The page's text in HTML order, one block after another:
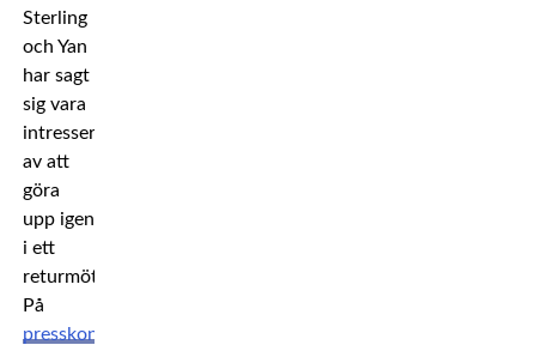
Sterling
och Yan
har sagt
sig vara
intresserade
av att
göra
upp igen
i ett
returmöte.
På
presskonferensen